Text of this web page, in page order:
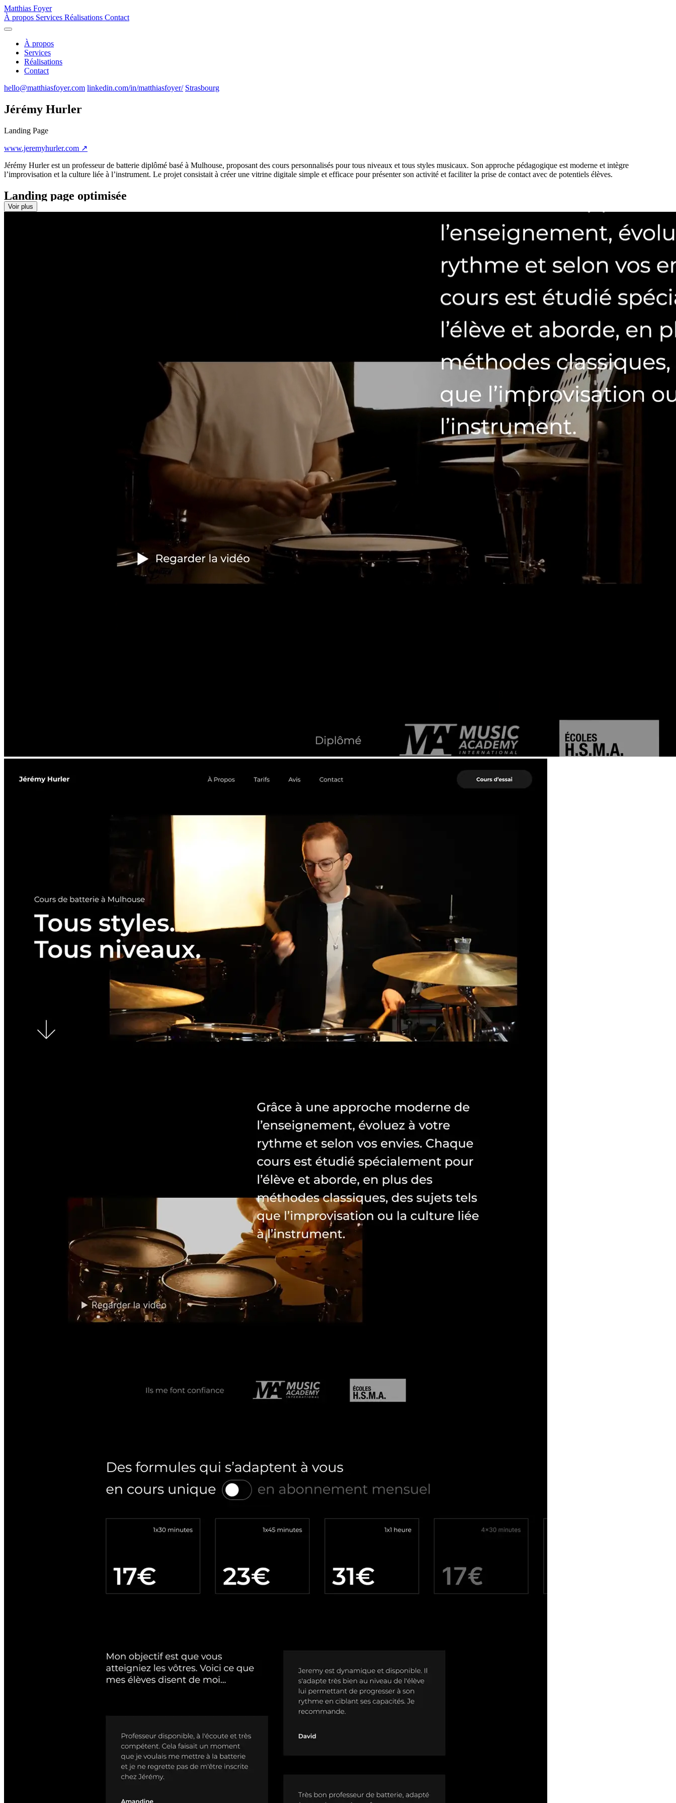
Matthias Foyer
À propos Services Réalisations Contact
À propos
Services
Réalisations
Contact
hello@matthiasfoyer.com linkedin.com/in/matthiasfoyer/ Strasbourg
Jérémy Hurler
Landing Page
www.jeremyhurler.com ↗
Jérémy Hurler est un professeur de batterie diplômé basé à Mulhouse, proposant des cours personnalisés pour tous niveaux et tous styles musicaux. Son approche pédagogique est moderne et intègre
l’improvisation et la culture liée à l’instrument. Le projet consistait à créer une vitrine digitale simple et efficace pour présenter son activité et faciliter la prise de contact avec de potentiels élèves.
Landing page optimisée
détaillée et interactive, témoignages d’élèves, et formulaire de contact. Cette architecture permet une navigation fluide et une conversion optimale, avec des appels à l’action stratégiquement placés pour
et accueillante, reflétant la personnalité du professeur et son approche pédagogique bienveillante. Le site intègre également une vidéo de présentation permettant aux visiteurs de découvrir Jérémy en action et de
La solution Webflow offre une maintenance simplifiée et des performances optimales, tout en garantissant une parfaite adaptation sur tous les supports (desktop, tablette, mobile) pour toucher le plus large public
Voir plus